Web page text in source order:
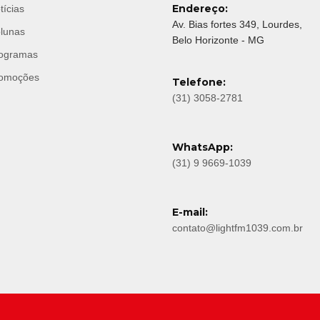
Endereço:
Av. Bias fortes 349, Lourdes,
Belo Horizonte - MG
Telefone:
(31) 3058-2781
WhatsApp:
(31) 9 9669-1039
E-mail:
contato@lightfm1039.com.br